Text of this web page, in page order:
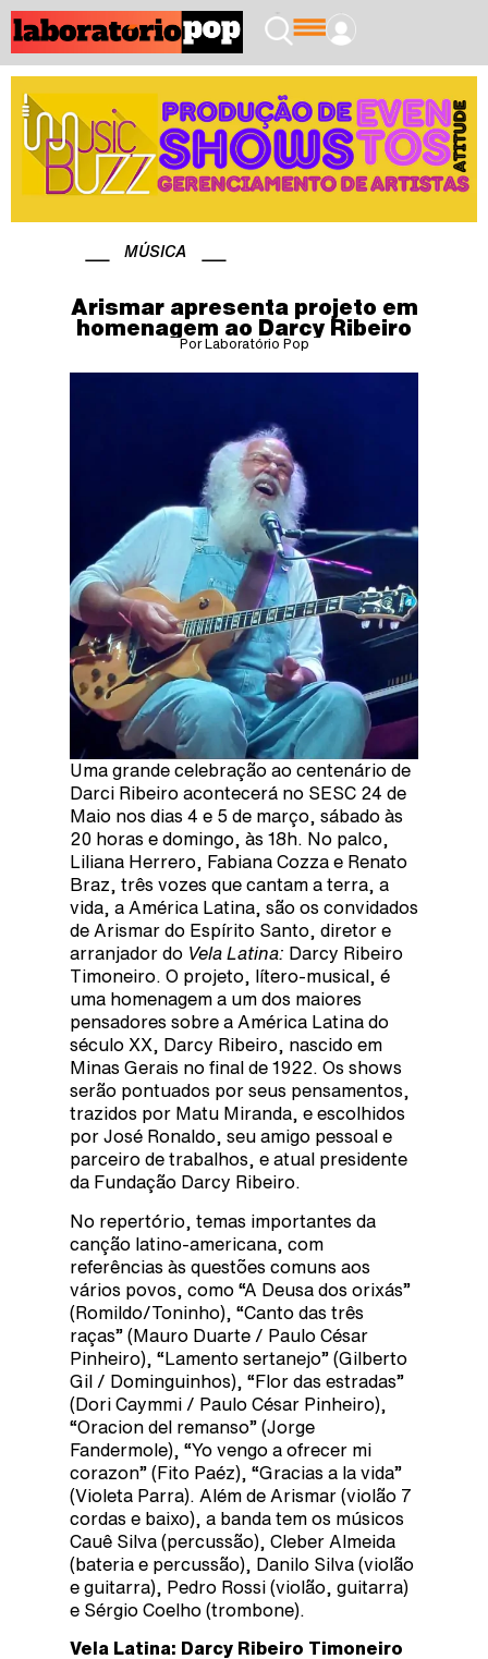
MÚSICA
Arismar apresenta projeto em
homenagem ao Darcy Ribeiro
Por Laboratório Pop
Uma grande celebração ao centenário de
Darci Ribeiro acontecerá no SESC 24 de
Maio nos dias 4 e 5 de março, sábado às
20 horas e domingo, às 18h. No palco,
Liliana Herrero, Fabiana Cozza e Renato
Braz, três vozes que cantam a terra, a
vida, a América Latina, são os convidados
de Arismar do Espírito Santo, diretor e
arranjador do Vela Latina: Darcy Ribeiro
Timoneiro. O projeto, lítero-musical, é
uma homenagem a um dos maiores
pensadores sobre a América Latina do
século XX, Darcy Ribeiro, nascido em
Minas Gerais no final de 1922. Os shows
serão pontuados por seus pensamentos,
trazidos por Matu Miranda, e escolhidos
por José Ronaldo, seu amigo pessoal e
parceiro de trabalhos, e atual presidente
da Fundação Darcy Ribeiro.
No repertório, temas importantes da
canção latino-americana, com
referências às questões comuns aos
vários povos, como “A Deusa dos orixás”
(Romildo/Toninho), “Canto das três
raças” (Mauro Duarte / Paulo César
Pinheiro), “Lamento sertanejo” (Gilberto
Gil / Dominguinhos), “Flor das estradas”
(Dori Caymmi / Paulo César Pinheiro),
“Oracion del remanso” (Jorge
Fandermole), “Yo vengo a ofrecer mi
corazon” (Fito Paéz), “Gracias a la vida”
(Violeta Parra). Além de Arismar (violão 7
cordas e baixo), a banda tem os músicos
Cauê Silva (percussão), Cleber Almeida
(bateria e percussão), Danilo Silva (violão
e guitarra), Pedro Rossi (violão, guitarra)
e Sérgio Coelho (trombone).
Vela Latina: Darcy Ribeiro Timoneiro